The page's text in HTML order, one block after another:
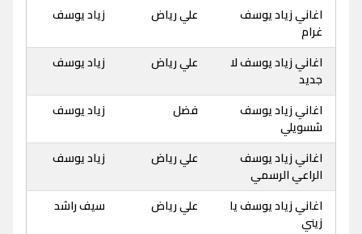
اغاني زياد يوسف
غرام
علي رياض زياد يوسف
اغاني زياد يوسف لا
جديد
علي رياض زياد يوسف
اغاني زياد يوسف
شسويلي
فضل زياد يوسف
اغاني زياد يوسف
الراعي الرسمي
علي رياض زياد يوسف
اغاني زياد يوسف يا
زيني
علي رياض سيف راشد